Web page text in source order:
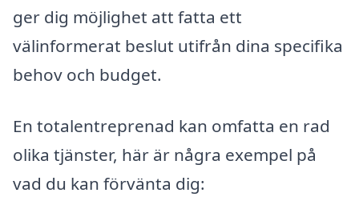
ger dig möjlighet att fatta ett
välinformerat beslut utifrån dina specifika
behov och budget.
En totalentreprenad kan omfatta en rad
olika tjänster, här är några exempel på
vad du kan förvänta dig: